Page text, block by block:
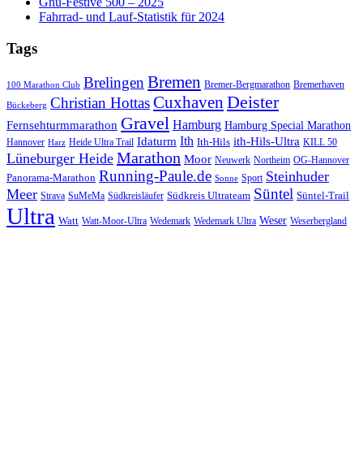
Fahrrad- und Lauf-Statistik für 2024
Tags
100 Marathon Club BrelingenBremen Bremer-Bergmarathon Bremerhaven
Bückeberg Christian HottasCuxhaven Deister
Fernsehturmmarathon Gravel Hamburg Hamburg Special Marathon
Hannover Harz Heide Ultra Trail Idaturm Ith Ith-Hils ith-Hils-Ultra KILL 50
Lüneburger Heide Marathon Moor Neuwerk Northeim OG-Hannover
Panorama-Marathon Running-Paule.de Sonne Sport Steinhuder
Meer Strava SuMeMa Südkreisläufer Südkreis Ultrateam Süntel Süntel-Trail
Ultra Watt Watt-Moor-Ultra Wedemark Wedemark Ultra Weser Weserbergland